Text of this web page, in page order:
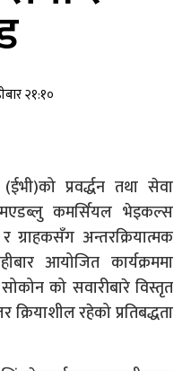
२१:१०
प्रवर्द्धन तथा सेवा
कमर्सियल भेइकल्स
ग्राहकसँग अन्तरक्रियात्मक
आयोजित कार्यक्रममा
को सवारीबारे विस्तृत
क्रियाशील रहेको प्रतिबद्धता